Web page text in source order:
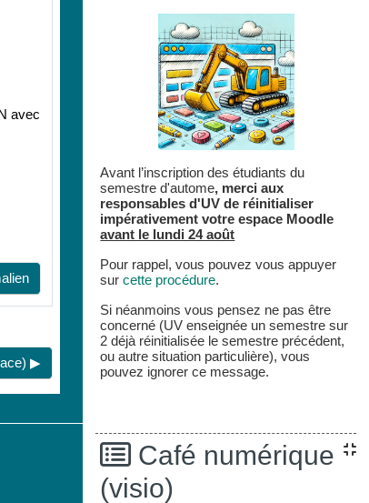
Avant l’inscription des étudiants du
semestre d'autome, merci aux
responsables d'UV de réinitialiser
impérativement votre espace Moodle
avant le lundi 24 août
Pour rappel, vous pouvez vous appuyer
surcette procédure.
Si néanmoins vous pensez ne pas être
concerné (UV enseignée un semestre sur
2 déjà réinitialisée le semestre précédent,
ou autre situation particulière), vous
pouvez ignorer ce message.
Café numérique
(visio)
avec
▶︎